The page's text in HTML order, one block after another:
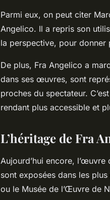
Parmi eux, on peut citer
Angelico. Il a repris son
la perspective, pour
De plus, Fra Angelico a
dans ses œuvres, sont
proches du spectateur.
rendant plus accessible et
L’héritage de Fra
Aujourd’hui encore,
sont exposées dans les
ou le Musée de l’Œuvre de